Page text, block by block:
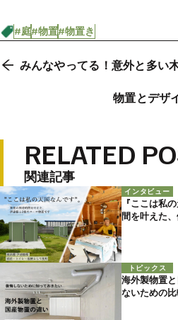
#庭#物置#物置き
みんなやってる！意外と多い
物置とデザ
RELATED
関連記事
インタビュー
『ここは私
間を叶えた
トピックス
海外製物置
ないための